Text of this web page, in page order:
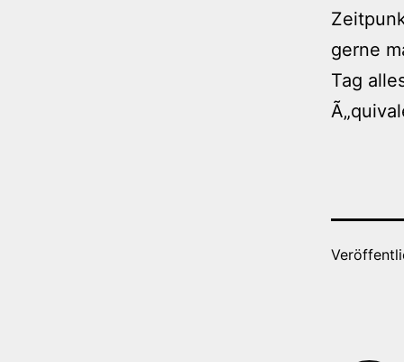
gerne
Tag